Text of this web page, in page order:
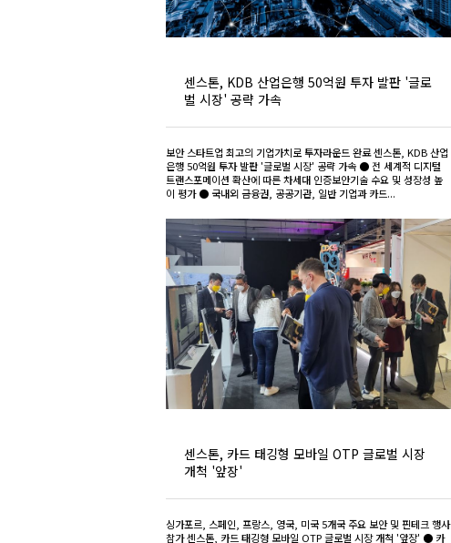
센스톤, KDB 산업은행 50억원 투자 발판 '글로
벌 시장' 공략 가속
보안 스타트업 최고의 기업가치로 투자라운드 완료 센스톤, KDB 산업
은행 50억원 투자 발판 '글로벌 시장' 공략 가속 ● 전 세계적 디지털
트랜스포메이션 확산에 따른 차세대 인증보안기술 수요 및 성장성 높
이 평가 ● 국내외 금융권, 공공기관, 일반 기업과 카드...
센스톤, 카드 태깅형 모바일 OTP 글로벌 시장
개척 '앞장'
싱가포르, 스페인, 프랑스, 영국, 미국 5개국 주요 보안 및 핀테크 행사
참가 센스톤, 카드 태깅형 모바일 OTP 글로벌 시장 개척 '앞장' ● 카